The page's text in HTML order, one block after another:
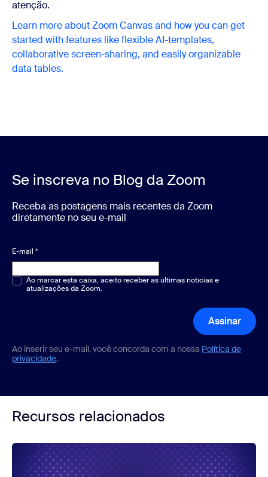
atenção.
Learn more about Zoom Canvas and how you can get
started with features like flexible AI-templates,
collaborative screen-sharing, and easily organizable
data tables.
Se inscreva no Blog da Zoom
Receba as postagens mais recentes da Zoom
diretamente no seu e-mail
E-mail *
Múltipla escolha ou resposta única*
Ao marcar esta caixa, aceito receber as últimas notícias e
atualizações da Zoom.
Assinar
Ao inserir seu e-mail, você concorda com a nossa Política de
privacidade.
Recursos relacionados